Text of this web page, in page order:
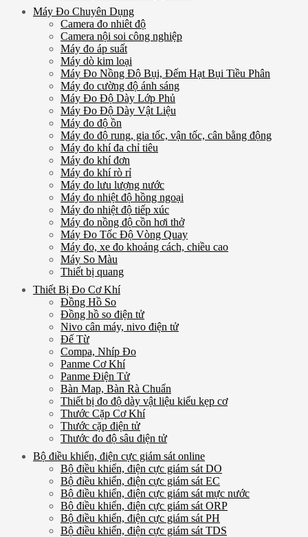
Máy Đo Chuyên Dụng
Camera đo nhiêt độ
Camera nội soi công nghiệp
Máy đo áp suất
Máy dò kim loại
Máy Đo Nồng Độ Bụi, Đếm Hạt Bụi Tiều Phân
Máy đo cường độ ánh sáng
Máy Đo Độ Dày Lớp Phủ
Máy Đo Độ Dày Vật Liệu
Máy đo độ ồn
Máy đo độ rung, gia tốc, vận tốc, cân bằng động
Máy đo khí đa chỉ tiêu
Máy đo khí đơn
Máy đo khí rò rỉ
Máy đo lưu lượng nước
Máy đo nhiệt độ hồng ngoại
Máy đo nhiệt độ tiếp xúc
Máy đo nồng độ cồn hơi thở
Máy Đo Tốc Độ Vòng Quay
Máy đo, xe đo khoảng cách, chiều cao
Máy So Màu
Thiết bị quang
Thiết Bị Đo Cơ Khí
Đồng Hồ So
Đồng hồ so điện tử
Nivo cân máy, nivo điện tử
Đế Từ
Compa, Nhíp Đo
Panme Cơ Khí
Panme Điện Tử
Bàn Map, Bàn Rà Chuẩn
Thiết bị đo độ dày vật liệu kiểu kẹp cơ
Thước Cặp Cơ Khí
Thước cặp điện tử
Thước đo độ sâu điện tử
Bộ điều khiển, điện cực giám sát online
Bộ điều khiển, điện cực giám sát DO
Bộ điều khiển, điện cực giám sát EC
Bộ điều khiển, điện cực giám sát mực nước
Bộ điều khiển, điện cực giám sát ORP
Bộ điều khiển, điện cực giám sát PH
Bộ điều khiển, điện cực giám sát TDS